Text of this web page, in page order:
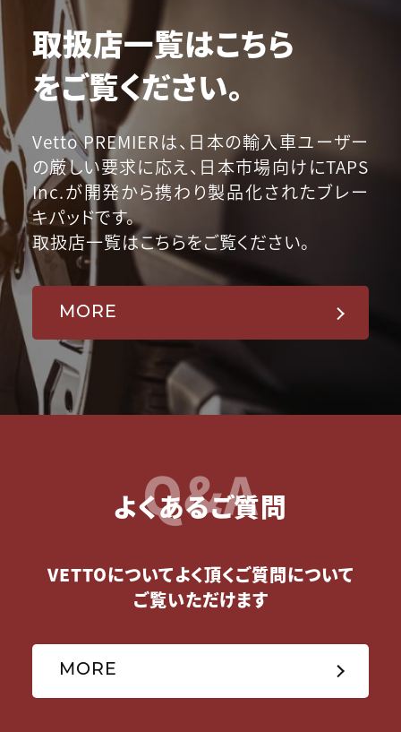
取扱店一覧はこちら
をご覧ください。
Vetto PREMIERは、日本の輸入車ユーザー
の厳しい要求に応え、日本市場向けにTAPS
Inc.が開発から携わり製品化されたブレー
キパッドです。
取扱店一覧はこちらをご覧ください。
MORE
Q&A
よくあるご質問
VETTOについてよく頂くご質問について
ご覧いただけます
MORE